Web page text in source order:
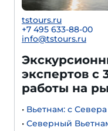
tstours.ru
+7 495 633-88-00
info@tstours.ru
экспертов с
работы на
• Вьетнам: с
• Северный